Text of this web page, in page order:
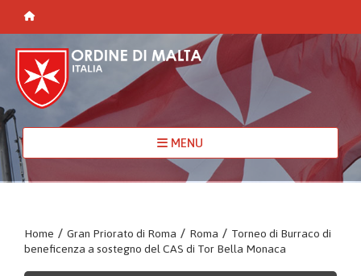
MENU
Home / Gran Priorato di Roma / Roma / Torneo di Burraco di
beneficenza a sostegno del CAS di Tor Bella Monaca